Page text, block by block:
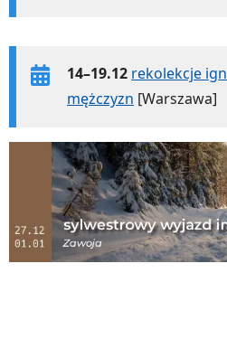
14–19.12 rekolekcje
mężczyzn [Warszawa]